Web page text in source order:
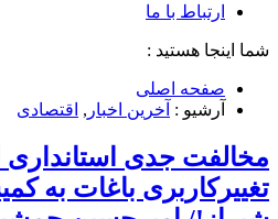
ارتباط با ما
شما اینجا هستید :
صفحه اصلی
آرشیو : آخرین اخبار , اقتصادی
مخالفت جدی